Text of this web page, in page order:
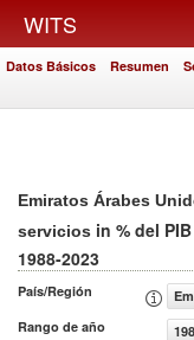
WITS
Datos Básicos Resumen
Emiratos Árabes
servicios in % del PIB
1988-2023
País/Región
Rango de año